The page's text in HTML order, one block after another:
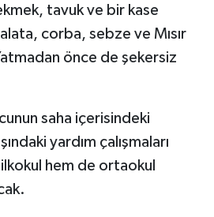
tavuk ve bir kase
corba, sebze ve Mısır
önce de şekersiz
saha içerisindeki
yardım çalışmaları
hem de ortaokul